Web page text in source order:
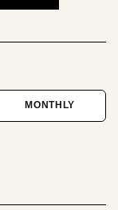
MONTHLY